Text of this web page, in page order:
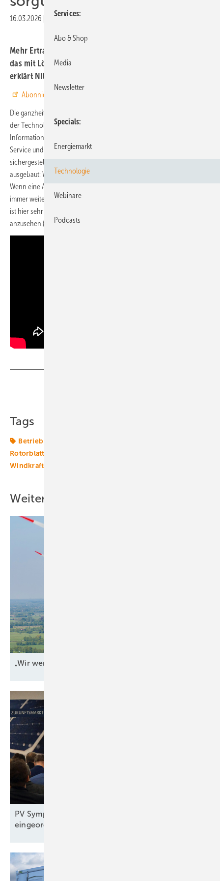
16.03.2026 Druckvorschau
Mehr Ertrag, weniger Schäden, längere Lebensdauer: Wie
das mit Lösungen von Phoenix Contact möglich ist,
erklärt Nils Lesmann, Manager Product Services Energy.
Abonnieren Sie unseren Youtube-Kanal.
Die ganzheitliche Windenergieanlagen-Überwachung basierend auf
der Technologie von Phoenix Contact wird stetig erweitert. Je mehr
Informationen über die Turbine bekannt sind, desto besser können
Service und Wartung koordiniert und ein reibungsloser Betrieb
sichergestellt werden. Gleichzeitig wird die Analyse der Daten weiter
ausgebaut: Wie erkenne ich in einem Windpark „schwarze Schafe“?
Wenn eine Anlage für sich betrachtet gut läuft, allerdings die Werte
immer weiter von den Messdaten der anderen Turbinen abweichen,
ist hier sehr wahrscheinlich der Bedarf, sich die Turbine noch einmal
anzusehen.(nw)
Tags
Betrieb
Rotorblatt
Windkraftanlage
Weitere Inhalte
„Wir werden jeden Tag
PV Symposium 2026: Reiches Pläne
eingeordnet
Services
Abo & Shop
Media
Newsletter
Specials
Energiemarkt
Technologie
Webinare
Podcasts